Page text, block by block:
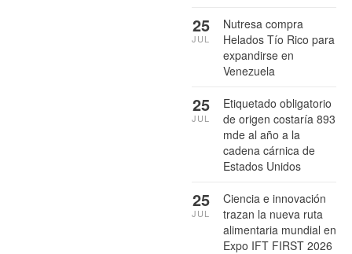
Nutresa compra
Helados Tío Rico para
expandirse en
Venezuela
25
JUL
Etiquetado obligatorio
de origen costaría 893
mde al año a la
cadena cárnica de
Estados Unidos
25
JUL
Ciencia e innovación
trazan la nueva ruta
alimentaria mundial en
Expo IFT FIRST 2026
25
JUL